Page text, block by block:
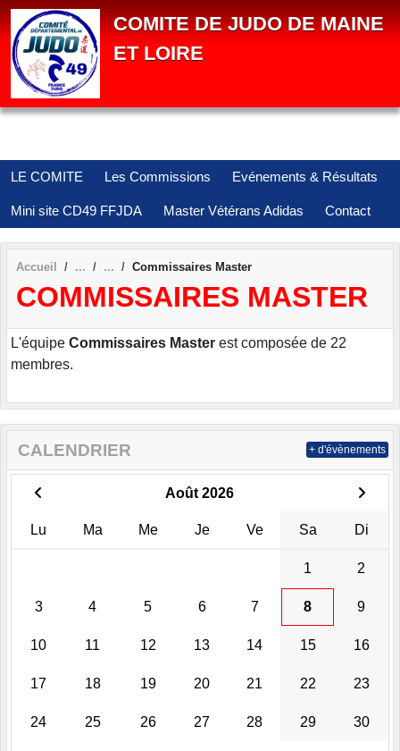
COMITE DE JUDO DE MAINE
ET LOIRE
LE COMITE Les Commissions Evénements & Résultats
Mini site CD49 FFJDA Master Vétérans Adidas Contact
Accueil Commissaires Master
COMMISSAIRES MASTER
L'équipe Commissaires Master est composée de 22
membres.
CALENDRIER
Août 2026
Lu Ma Me Je Ve Sa Di
1 2
3 4 5 6 7 8 9
10 11 12 13 14 15 16
17 18 19 20 21 22 23
24 25 26 27 28 29 30
+ d'évènements
Panneau de gestion des cookies